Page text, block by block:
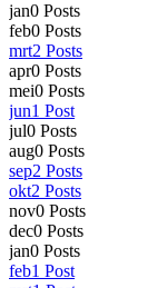
jan0 Posts
feb0 Posts
mrt2 Posts
apr0 Posts
mei0 Posts
jun1 Post
jul0 Posts
aug0 Posts
sep2 Posts
okt2 Posts
nov0 Posts
dec0 Posts
jan0 Posts
feb1 Post